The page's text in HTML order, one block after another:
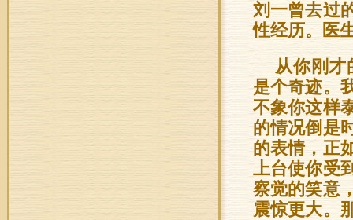
刘一曾去过
性经历。
从你刚才
是个奇迹。
不象你这样
的情况倒是
的表情，正
上台使你受
察觉的笑意
震惊更大。